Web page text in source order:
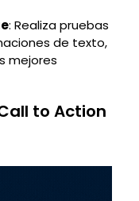
: Realiza pruebas
de texto,
mejores
to Action